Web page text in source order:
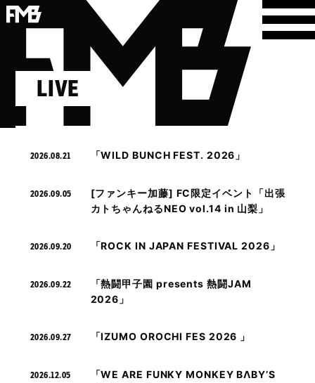
LIVE
2026.08.21 「WILD BUNCH FEST. 2026」
2026.09.05
[ファンキー加藤] FC限定イベント「出張
カトちゃんねるNEO vol.14 in 山梨」
2026.09.20 「ROCK IN JAPAN FESTIVAL 2026」
2026.09.22
「熱闘甲子園 presents 熱闘JAM
2026」
2026.09.27 「IZUMO OROCHI FES 2026 」
2026.12.05
「WE ARE FUNKY MONKEY BΛBY’S